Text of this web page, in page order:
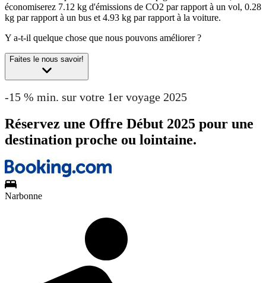
économiserez 7.12 kg d'émissions de CO2 par rapport à un vol, 0.28
kg par rapport à un bus et 4.93 kg par rapport à la voiture.
Y a-t-il quelque chose que nous pouvons améliorer ?
Faites le nous savoir!
-15 % min. sur votre 1er voyage 2025
Réservez une Offre Début 2025 pour une
destination proche ou lointaine.
Narbonne